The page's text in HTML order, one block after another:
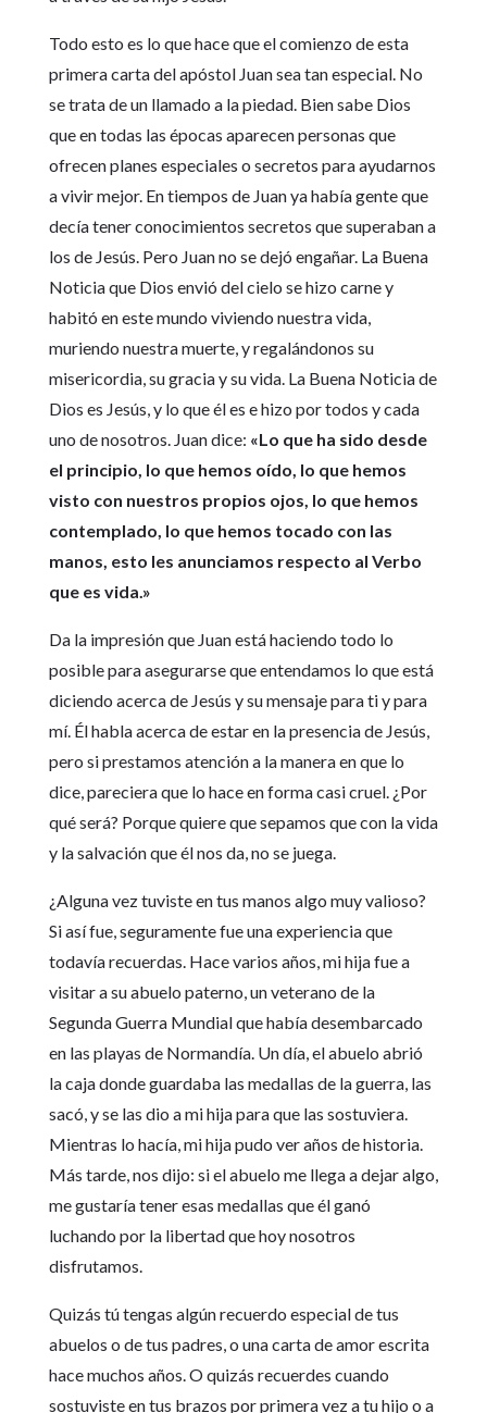
Todo esto es lo que hace que el comienzo de esta
primera carta del apóstol Juan sea tan especial. No
se trata de un llamado a la piedad. Bien sabe Dios
que en todas las épocas aparecen personas que
ofrecen planes especiales o secretos para ayudarnos
a vivir mejor. En tiempos de Juan ya había gente que
decía tener conocimientos secretos que superaban a
los de Jesús. Pero Juan no se dejó engañar. La Buena
Noticia que Dios envió del cielo se hizo carne y
habitó en este mundo viviendo nuestra vida,
muriendo nuestra muerte, y regalándonos su
misericordia, su gracia y su vida. La Buena Noticia de
Dios es Jesús, y lo que él es e hizo por todos y cada
uno de nosotros. Juan dice: «Lo que ha sido desde
el principio, lo que hemos oído, lo que hemos
visto con nuestros propios ojos, lo que hemos
contemplado, lo que hemos tocado con las
manos, esto les anunciamos respecto al Verbo
que es vida.»
Da la impresión que Juan está haciendo todo lo
posible para asegurarse que entendamos lo que está
diciendo acerca de Jesús y su mensaje para ti y para
mí. Él habla acerca de estar en la presencia de Jesús,
pero si prestamos atención a la manera en que lo
dice, pareciera que lo hace en forma casi cruel. ¿Por
qué será? Porque quiere que sepamos que con la vida
y la salvación que él nos da, no se juega.
¿Alguna vez tuviste en tus manos algo muy valioso?
Si así fue, seguramente fue una experiencia que
todavía recuerdas. Hace varios años, mi hija fue a
visitar a su abuelo paterno, un veterano de la
Segunda Guerra Mundial que había desembarcado
en las playas de Normandía. Un día, el abuelo abrió
la caja donde guardaba las medallas de la guerra, las
sacó, y se las dio a mi hija para que las sostuviera.
Mientras lo hacía, mi hija pudo ver años de historia.
Más tarde, nos dijo: si el abuelo me llega a dejar algo,
me gustaría tener esas medallas que él ganó
luchando por la libertad que hoy nosotros
disfrutamos.
Quizás tú tengas algún recuerdo especial de tus
abuelos o de tus padres, o una carta de amor escrita
hace muchos años. O quizás recuerdes cuando
sostuviste en tus brazos por primera vez a tu hijo o a